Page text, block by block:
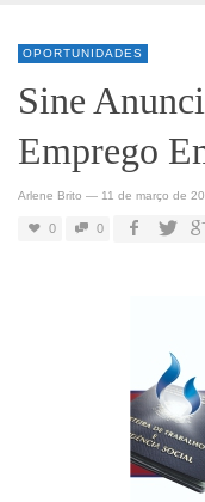
OPORTUNIDADES
Sine
Emprego
Arlene Brito — 11 de março de
0 0